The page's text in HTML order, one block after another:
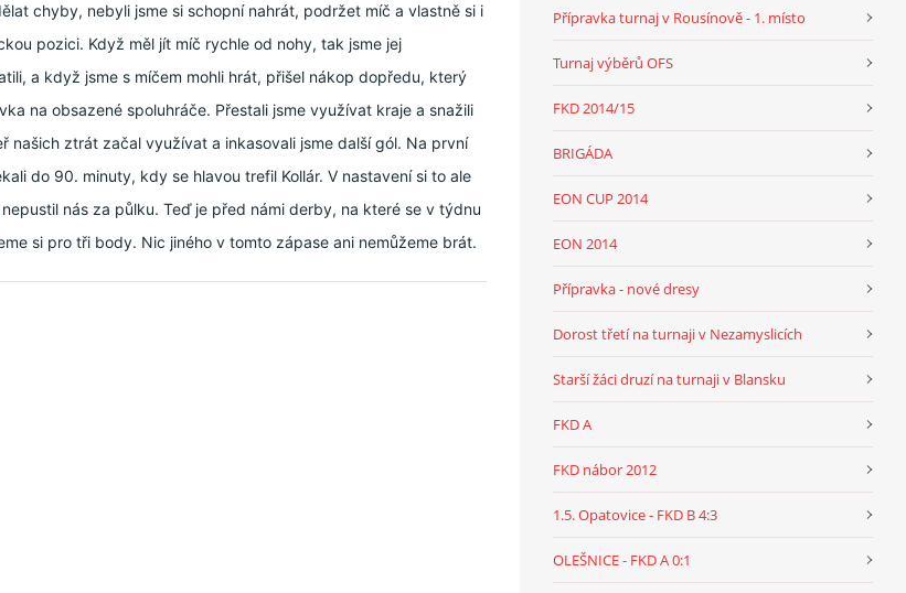
chyby, nebyli jsme si schopní nahrát, podržet míč a vlastně si i
pozici. Když měl jít míč rychle od nohy, tak jsme jej
a když jsme s míčem mohli hrát, přišel nákop dopředu, který
na obsazené spoluhráče. Přestali jsme využívat kraje a snažili
našich ztrát začal využívat a inkasovali jsme další gól. Na první
do 90. minuty, kdy se hlavou trefil Kollár. V nastavení si to ale
nás za půlku. Teď je před námi derby, na které se v týdnu
si pro tři body. Nic jiného v tomto zápase ani nemůžeme brát.
Přípravka turnaj v Rousínově - 1. místo
Turnaj výběrů OFS
FKD 2014/15
BRIGÁDA
EON CUP 2014
EON 2014
Přípravka - nové dresy
Dorost třetí na turnaji v Nezamyslicích
Starší žáci druzí na turnaji v Blansku
FKD A
FKD nábor 2012
1.5. Opatovice - FKD B 4:3
OLEŠNICE - FKD A 0:1